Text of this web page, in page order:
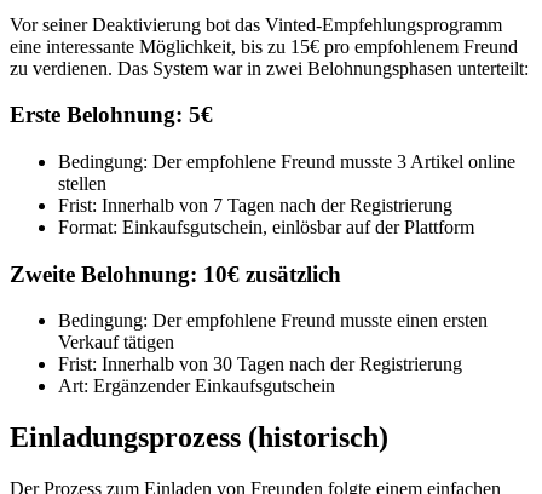
Vor seiner Deaktivierung bot das Vinted-Empfehlungsprogramm
eine interessante Möglichkeit, bis zu 15€ pro empfohlenem Freund
zu verdienen. Das System war in zwei Belohnungsphasen unterteilt:
Erste Belohnung: 5€
Bedingung: Der empfohlene Freund musste 3 Artikel online
stellen
Frist: Innerhalb von 7 Tagen nach der Registrierung
Format: Einkaufsgutschein, einlösbar auf der Plattform
Zweite Belohnung: 10€ zusätzlich
Bedingung: Der empfohlene Freund musste einen ersten
Verkauf tätigen
Frist: Innerhalb von 30 Tagen nach der Registrierung
Art: Ergänzender Einkaufsgutschein
Einladungsprozess (historisch)
Der Prozess zum Einladen von Freunden folgte einem einfachen